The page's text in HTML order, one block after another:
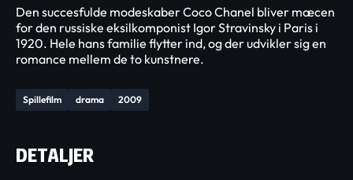
Spillefilm drama 2009
Den succesfulde modeskaber Coco Chanel bliver mæcen
for den russiske eksilkomponist Igor Stravinsky i Paris i
1920. Hele hans familie flytter ind, og der udvikler sig en
romance mellem de to kunstnere.
DETALJER